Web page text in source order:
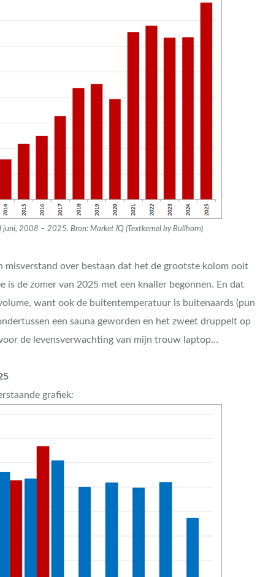
2008 – 2025. Bron: Market IQ (Textkernel by Bullhorn)
misverstand over bestaan dat het de grootste kolom ooit
is de zomer van 2025 met een knaller begonnen. En dat
want ook de buitentemperatuur is buitenaards (pun
een sauna geworden en het zweet druppelt op
de levensverwachting van mijn trouw laptop…
grafiek: